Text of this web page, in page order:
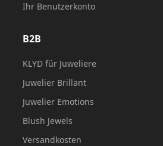
Ihr Benutzerkonto
B2B
KLYD für Juweliere
Juwelier Brillant
Juwelier Emotions
Blush Jewels
Versandkosten